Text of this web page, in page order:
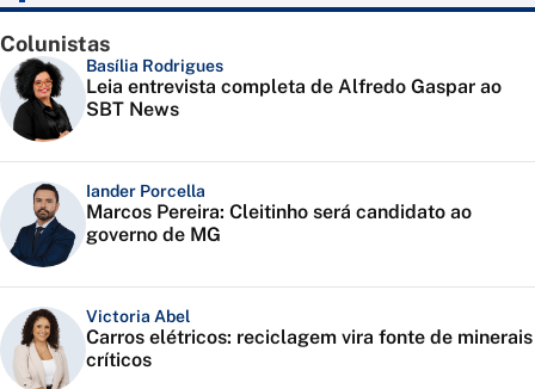
Colunistas
Basília Rodrigues
Leia entrevista completa de Alfredo Gaspar ao
SBT News
Iander Porcella
Marcos Pereira: Cleitinho será candidato ao
governo de MG
Victoria Abel
Carros elétricos: reciclagem vira fonte de minerais
críticos